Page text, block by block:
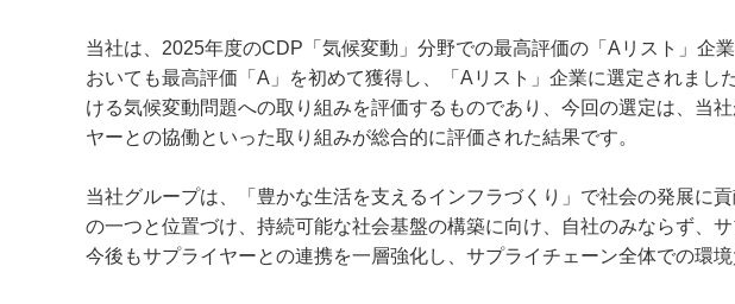
当社は、 2025年度のCDP 「気候変動」分野での最高評価の「 A リスト」企
おいても最高評価「 A 」を初めて獲得し、「 A リスト」企業に選定されま
ける気候変動問題への取り組みを評価するものであり、今回の選定は、当
ヤーとの協働といった取り組みが総合的に評価された結果です。
当社グループは、「豊かな生活を支えるインフラづくり」で社会の発展に
の一つと位置づけ、持続可能な社会基盤の構築に向け、自社のみならず、
今後もサプライヤーとの連携を一層強化し、サプライチェーン全体での環